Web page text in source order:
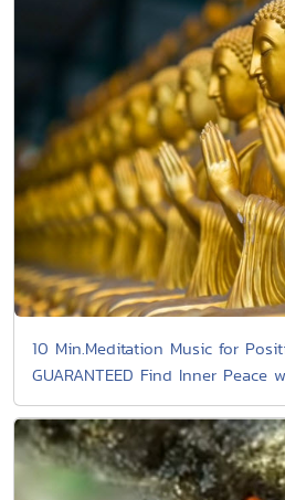
10 Min.Meditation Music for
GUARANTEED Find Inner Peace